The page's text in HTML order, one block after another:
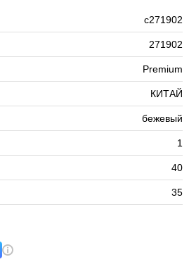
с271902
271902
Premium
КИТАЙ
бежевый
1
40
35